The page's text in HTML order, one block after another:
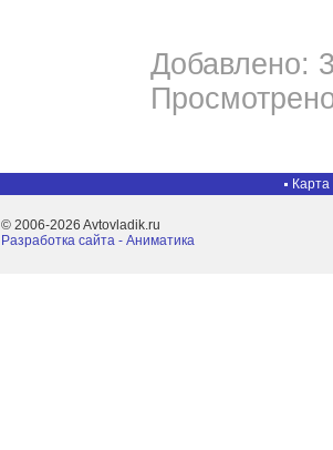
Добавлено:
Карта
© 2006-2026 Avtovladik.ru
Разработка сайта - Aниматика